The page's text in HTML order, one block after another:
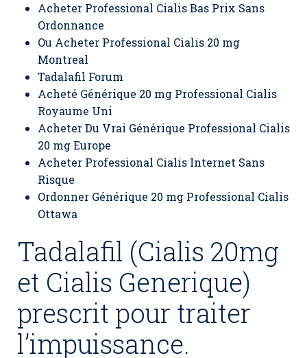
Acheter Professional Cialis Bas Prix Sans
Ordonnance
Ou Acheter Professional Cialis 20 mg
Montreal
Tadalafil Forum
Acheté Générique 20 mg Professional Cialis
Royaume Uni
Acheter Du Vrai Générique Professional Cialis
20 mg Europe
Acheter Professional Cialis Internet Sans
Risque
Ordonner Générique 20 mg Professional Cialis
Ottawa
Tadalafil (Cialis 20mg
et Cialis Generique)
prescrit pour traiter
l’impuissance.